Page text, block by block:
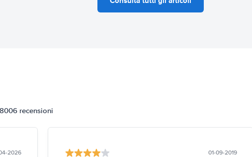
recensioni
2026 01-09-2019